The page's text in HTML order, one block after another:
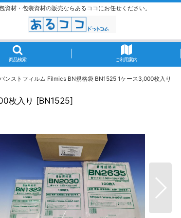
資材・包装資材の販売ならあるココにお任せください。
商品検索 ご利用案内
ンストフィルム Filmics BN規格袋 BN1525 1ケース3,000枚入り
枚入り [BN1525]